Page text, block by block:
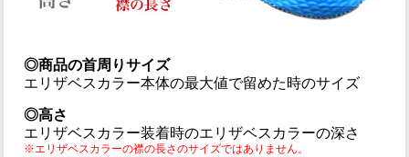
◎商品の首周りサイズ
エリザベスカラー本体の最大値で留めた時のサイズ
◎高さ
エリザベスカラー装着時のエリザベスカラーの深さ
※エリザベスカラーの襟の長さのサイズではありません。